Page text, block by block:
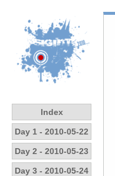
Index
Day 1 - 2010-05-22
Day 2 - 2010-05-23
Day 3 - 2010-05-24